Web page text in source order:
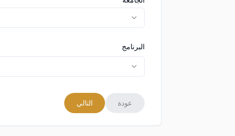
البرنامج
عودة التالي